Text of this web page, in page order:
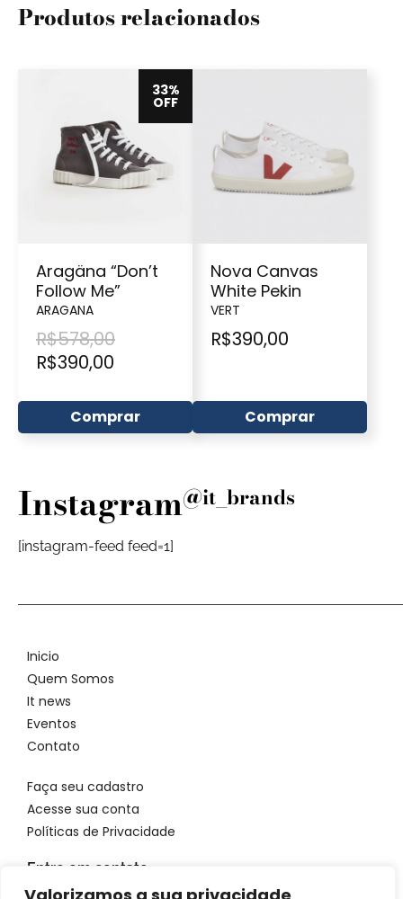
Produtos relacionados
33%
OFF
Aragäna “Don’t
Follow Me”
ARAGANA
R$578,00
R$390,00
Comprar
Nova Canvas
White Pekin
VERT
R$390,00
Comprar
Instagram@it_brands
[instagram-feed feed=1]
Inicio
Quem Somos
It news
Eventos
Contato
Faça seu cadastro
Acesse sua conta
Políticas de Privacidade
Entre em contato
WhatsApp: 11 96923 4699